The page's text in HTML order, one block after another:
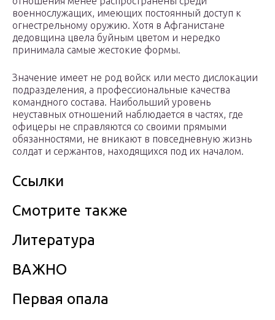
военнослужащих, имеющих постоянный доступ к
огнестрельному оружию. Хотя в Афганистане
дедовщина цвела буйным цветом и нередко
принимала самые жестокие формы.
Значение имеет не род войск или место дислокации
подразделения, а профессиональные качества
командного состава. Наибольший уровень
неуставных отношений наблюдается в частях, где
офицеры не справляются со своими прямыми
обязанностями, не вникают в повседневную жизнь
солдат и сержантов, находящихся под их началом.
Ссылки
Смотрите также
Литература
ВАЖНО
Первая опала